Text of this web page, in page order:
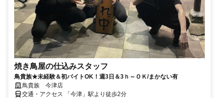
焼き鳥屋の仕込みスタッフ
鳥貴族★未経験＆初バイトOK！週3日＆3ｈ～ＯＫ/まかない有
鳥貴族 今津店
交通・アクセス 「今津」駅より徒歩2分